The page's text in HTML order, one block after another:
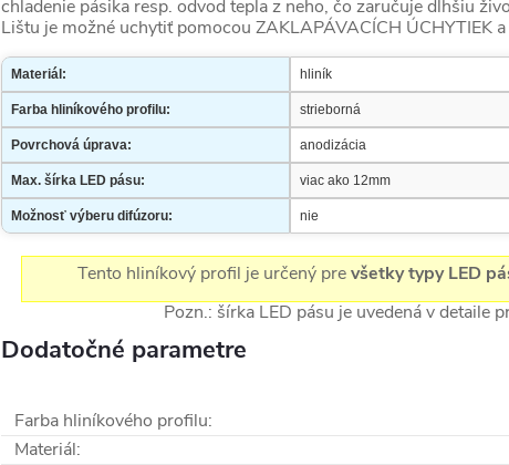
chladenie pásika resp. odvod tepla z neho, čo zaručuje dlhšiu
Lištu je možné uchytiť pomocou ZAKLAPÁVACÍCH ÚCHYTIEK
Materiál: hliník
Farba hliníkového profilu: strieborná
Povrchová úprava: anodizácia
Max. šírka LED pásu: viac ako 12mm
Možnosť výberu difúzoru: nie
Tento hliníkový profil je určený prevšetky typy LED
Pozn.: šírka LED pásu je uvedená v detaile
Dodatočné parametre
Farba hliníkového profilu:
Materiál: